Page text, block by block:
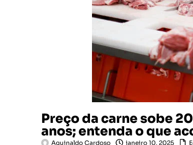
Preço da carne sobe
anos; entenda o que
Aguinaldo Cardoso janeiro 10, 2025